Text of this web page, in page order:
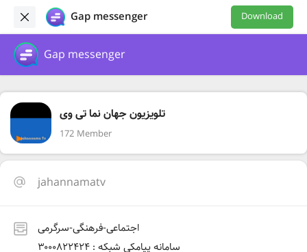
Gap messenger Download
Gap messenger
تلویزیون جهان نما تی وی
172 Member
jahannamatv
اجتماعی-فرهنگی-سرگرمی
سامانه پیامکی شبکه : ۳۰۰۰۸۲۲۴۲۴